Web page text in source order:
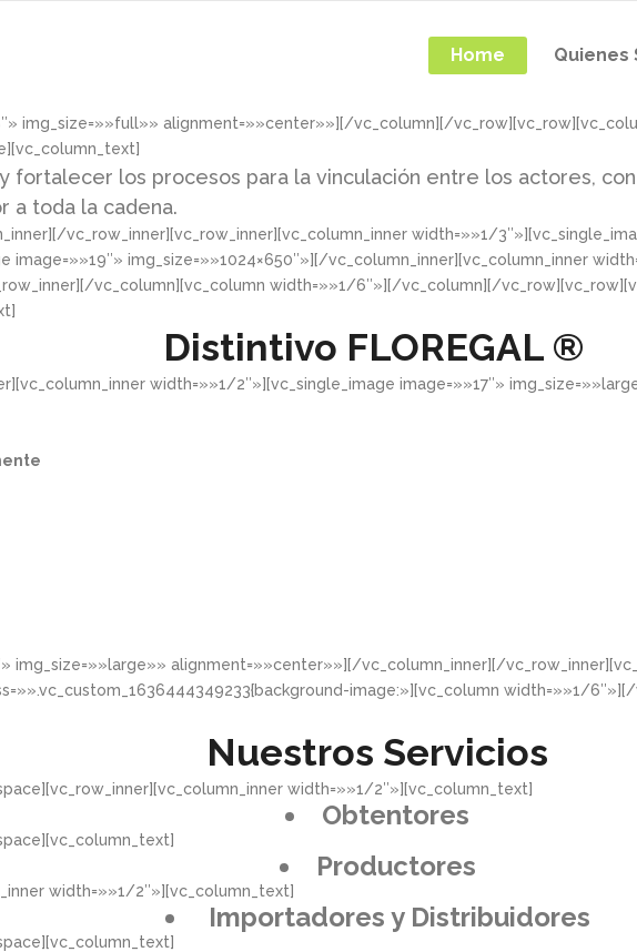
Home Quienes
img_size=»»full»» alignment=»»center»»][/vc_column][/
los procesos para la vinculación entre los actores,
a toda la cadena.
vc_row_inner][vc_row_inner][vc_column_inner width=»»1/
image=»»19″» img_size=»»1024×650″»][/vc_column_inner][vc_column_inner
vc_column][vc_column width=»»1/6″»][/vc_column][/
Distintivo FLOREGAL ®
width=»»1/2″»][vc_single_image image=»»17″»
img_size=»»large»» alignment=»»center»»][/vc_column_inner][/
image:»][vc_column width=»»1/
Nuestros Servicios
width=»»1/2″»][vc_column_text]
Obtentores
Productores
width=»»1/2″»][vc_column_text]
Importadores y Distribuidores